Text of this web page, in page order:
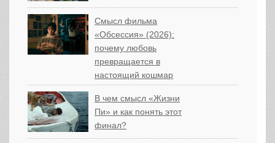
Смысл фильма
«Обсессия» (2026):
почему любовь
превращается в
настоящий кошмар
В чем смысл «Жизни
Пи» и как понять этот
финал?